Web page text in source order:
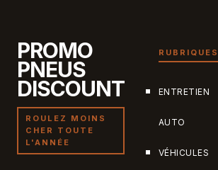
PROMO
PNEUS
DISCOUNT
ROULEZ MOINS
CHER TOUTE
L'ANNÉE
RUBRIQUES
ENTRETIEN
AUTO
VÉHICULES